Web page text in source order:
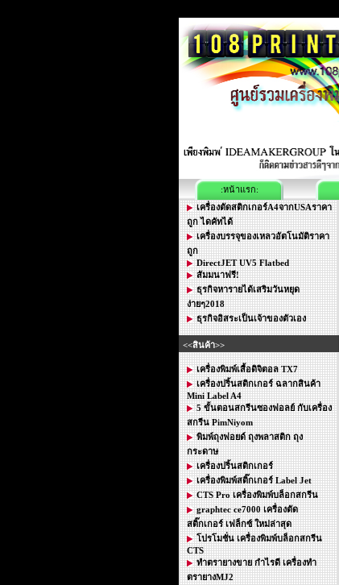
:หน้าแรก:
เครื่องตัดสติกเกอร์A4จากUSAราคา
ถูก ไดคัทได้
เครื่องบรรจุของเหลวอัตโนมัติราคา
ถูก
DirectJET UV5 Flatbed
สัมมนาฟรี!
ธุรกิจหารายได้เสริมวันหยุด
ง่ายๆ2018
ธุรกิจอิสระเป็นเจ้าของตัวเอง
<<สินค้า>>
เครื่องพิมพ์เสื้อดิจิตอล TX7
เครื่องปริ้นสติกเกอร์ ฉลากสินค้า
Mini Label A4
5 ขั้นตอนสกรีนซองฟอลย์ กับเครื่อง
สกรีน PimNiyom
พิมพ์ถุงฟอยด์ ถุงพลาสติก ถุง
กระดาษ
เครื่องปริ้นสติกเกอร์
เครื่องพิมพ์สติ๊กเกอร์ Label Jet
CTS Pro เครื่องพิมพ์บล็อกสกรีน
graphtec ce7000 เครื่องตัด
สติ๊กเกอร์ เฟล็กซ์ ใหม่ล่าสุด
โปรโมชั่น เครื่องพิมพ์บล็อกสกรีน
CTS
ทำตรายางขาย กำไรดี เครื่องทำ
ตรายางMJ2